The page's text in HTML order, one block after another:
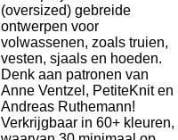
(oversized) gebreide
ontwerpen voor
volwassenen, zoals truien,
vesten, sjaals en hoeden.
Denk aan patronen van
Anne Ventzel, PetiteKnit en
Andreas Ruthemann!
Verkrijgbaar in 60+ kleuren,